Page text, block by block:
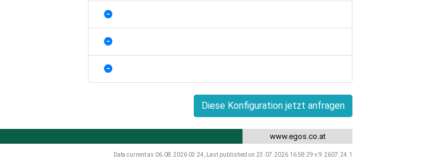
Diese Konfiguration jetzt anfragen
www.egos.co.at
Data current as 06.08.2026 03:24, Last published on 23.07.2026 16:58:29 v.9.2607.24.1